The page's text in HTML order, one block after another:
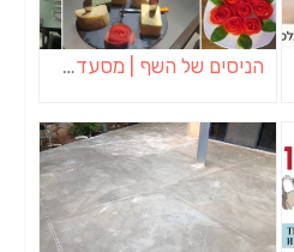
הניסים של השף | מסעדת שף בבית | ארוחות גורמה